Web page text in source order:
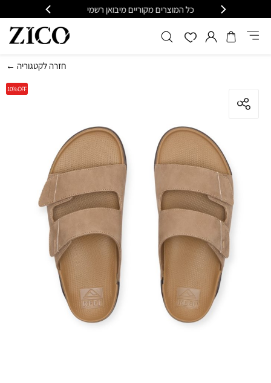
מיבואן רשמי משלוח מהיר עד הבית חינם בקנייה מעל 399
← חזרה לקטגוריה
10%OFF